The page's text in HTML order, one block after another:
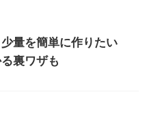
量を簡単に作りたい
裏ワザも